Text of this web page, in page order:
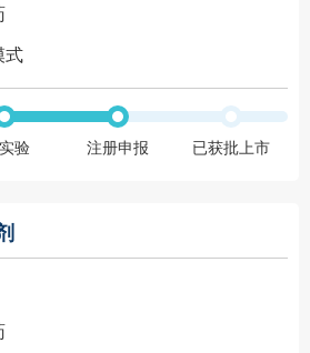
式
验 注册申报 已获批上市